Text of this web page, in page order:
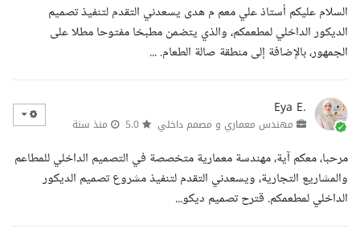
السلام عليكم أستاذ علي معم م هدى يسعدني التقدم لتنفيذ تصميم
الديكور الداخلي لمطعمكم، والذي يتضمن مطبخا مفتوحا مطلا على
الجمهور، بالإضافة إلى منطقة صالة الطعام. ...
Eya E.
مهندس معماري و مصمم داخلي منذ سنة
مرحبا، معكم آية، مهندسة معمارية متخصصة في التصميم الداخلي للمطاعم
والمشاريع التجارية، ويسعدني التقدم لتنفيذ مشروع تصميم الديكور
الداخلي لمطعمكم. قترح تصميم ديكو...